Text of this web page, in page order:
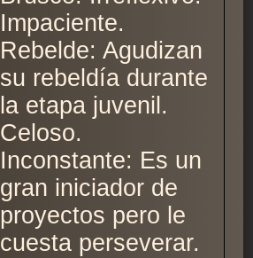
Impaciente.
Rebelde: Agudizan
su rebeldía durante
la etapa juvenil.
Celoso.
Inconstante: Es un
gran iniciador de
proyectos pero le
cuesta perseverar.